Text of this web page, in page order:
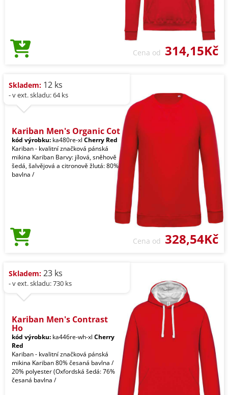
Cena od 314,15Kč
Skladem: 12 ks
- v ext. skladu: 64 ks
Kariban Men's Organic Cot
kód výrobku: ka480re-xl Cherry Red
Kariban - kvalitní značková pánská
mikina Kariban Barvy: jílová, sněhově
šedá, šalvějová a citronově žlutá: 80%
bavlna /
Cena od 328,54Kč
Skladem: 23 ks
- v ext. skladu: 730 ks
Kariban Men's Contrast
Ho
kód výrobku: ka446re-wh-xl Cherry
Red
Kariban - kvalitní značková pánská
mikina Kariban 80% česaná bavlna /
20% polyester (Oxfordská šedá: 76%
česaná bavlna /